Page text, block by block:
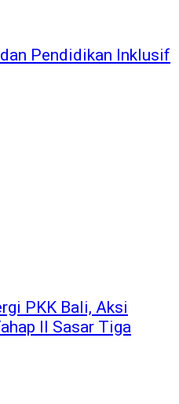
Pendidikan Inklusif
PKK Bali, Aksi
II Sasar Tiga